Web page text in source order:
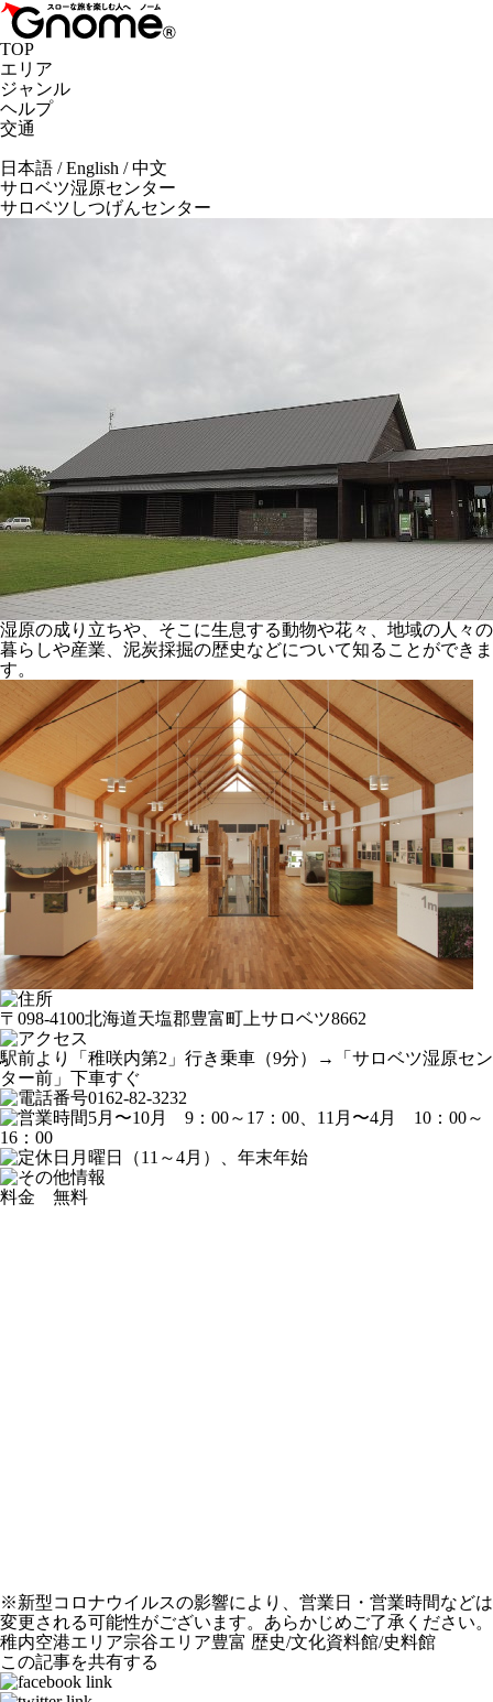
TOP
エリア
ジャンル
ヘルプ
交通
日本語 /English /中文
サロベツ湿原センター
サロベツしつげんセンター
湿原の成り立ちや、そこに生息する動物や花々、地域の人々の
暮らしや産業、泥炭採掘の歴史などについて知ることができま
す。
〒098-4100北海道天塩郡豊富町上サロベツ8662
駅前より「稚咲内第2」行き乗車（9分）→「サロベツ湿原セン
ター前」下車すぐ
0162-82-3232
5月〜10月 9：00～17：00、11月〜4月 10：00～
16：00
月曜日（11～4月）、年末年始
料金 無料
※新型コロナウイルスの影響により、営業日・営業時間などは
変更される可能性がございます。あらかじめご了承ください。
稚内空港エリア宗谷エリア豊富 歴史/文化資料館/史料館
この記事を共有する